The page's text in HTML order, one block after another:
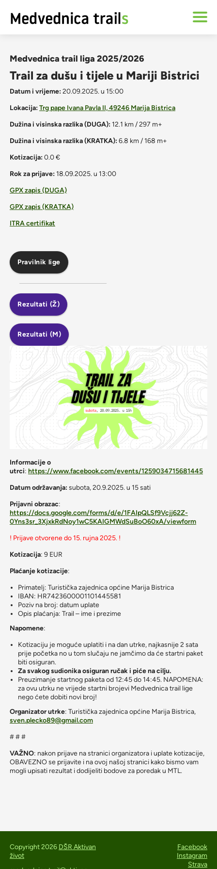
Medvednica trail liga 2025/2026
Trail za dušu i tijele u Mariji Bistrici
Datum i vrijeme:20.09.2025. u 15:00
Lokacija:Trg pape Ivana Pavla II, 49246 Marija Bistrica
Dužina i visinska razlika (DUGA): 12.1 km / 297 m+
Dužina i visinska razlika (KRATKA):6.8 km / 168 m+
Kotizacija:0.0 €
Rok za prijave: 18.09.2025. u 13:00
GPX zapis (DUGA)
GPX zapis (KRATKA)
ITRA certifikat
Pravilnik lige
Rezultati (Ž)
Rezultati (M)
Informacije o
utrci: https://www.facebook.com/events/1259034715681445
Datum održavanja:subota, 20.9.2025. u 15 sati
Prijavni obrazac:
https://docs.google.com/forms/d/e/1FAIpQLSf9Vcjj62Z-
0Yns3sr_3XjxkRdNoy1wC5KAIGMWdSuBoO60xA/viewform
! Prijave otvorene do 15. rujna 2025. !
Kotizacija: 9 EUR
Plaćanje kotizacije:
Primatelj: Turistička zajednica općine Marija Bistrica
IBAN: HR7423600001101445581
Poziv na broj: datum uplate
Opis plaćanja: Trail – ime i prezime
Napomene:
Kotizaciju je moguće uplatiti i na dan utrke, najkasnije 2 sata
prije početka no u tom slučaju ne jamčimo da će startni paket
biti osiguran.
Za svakog sudionika osiguran ručak i piće na cilju.
Preuzimanje startnog paketa od 12:45 do 14:45. NAPOMENA:
za ovu utrku ne vrijede startni brojevi Medvednica trail lige
nego ćete dobiti novi broj!
Organizator utrke: Turistička zajednica općine Marija Bistrica,
sven.plecko89@gmail.com
# # #
VAŽNO: nakon prijave na stranici organizatora i uplate kotizacije,
OBAVEZNO se prijavite i na ovoj našoj stranici kako bismo vam
mogli upisati rezultat i dodijeliti bodove za poredak u MTL.
Copyright 2026 DŠR Aktivan
život
Facebook
Instagram
Strava